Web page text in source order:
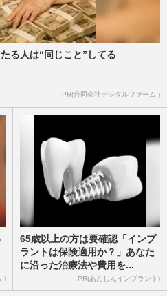
る人は“同じこと”してる
PR(合同会社デジタルファーム )
)
65歳以上の方は要確認「インプ
ラントは保険適用か？」あなた
に沿った治療法や費用を...
PR(あんしんインプラント)